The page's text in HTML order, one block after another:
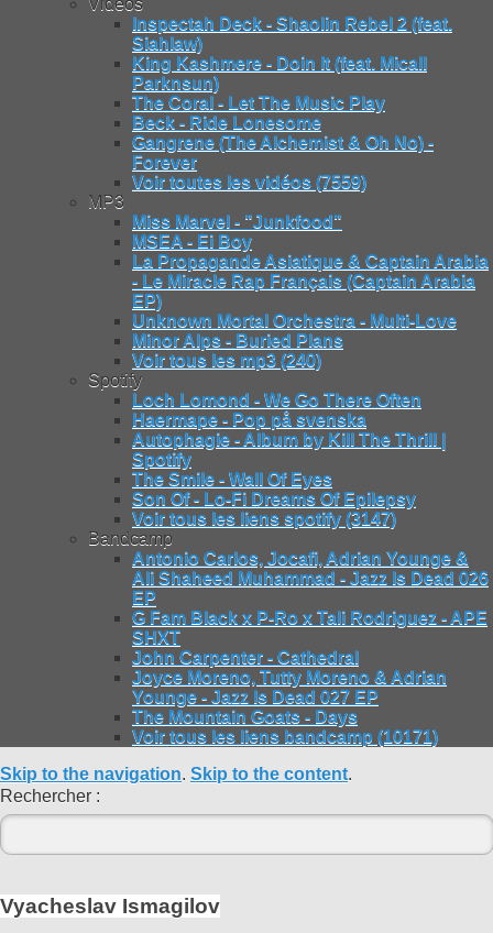
Vidéos
Inspectah Deck - Shaolin Rebel 2 (feat.
Siahlaw)
King Kashmere - Doin It (feat. Micall
Parknsun)
The Coral - Let The Music Play
Beck - Ride Lonesome
Gangrene (The Alchemist & Oh No) -
Forever
Voir toutes les vidéos (7559)
MP3
Miss Marvel - "Junkfood"
MSEA - Ei Boy
La Propagande Asiatique & Captain Arabia
- Le Miracle Rap Français (Captain Arabia
EP)
Unknown Mortal Orchestra - Multi-Love
Minor Alps - Buried Plans
Voir tous les mp3 (240)
Spotify
Loch Lomond - We Go There Often
Haermape - Pop på svenska
Autophagie - Album by Kill The Thrill |
Spotify
The Smile - Wall Of Eyes
Son Of - Lo-Fi Dreams Of Epilepsy
Voir tous les liens spotify (3147)
Bandcamp
Antonio Carlos, Jocafi, Adrian Younge &
Ali Shaheed Muhammad - Jazz Is Dead 026
EP
G Fam Black x P-Ro x Tali Rodriguez - APE
SHXT
John Carpenter - Cathedral
Joyce Moreno, Tutty Moreno & Adrian
Younge - Jazz Is Dead 027 EP
The Mountain Goats - Days
Voir tous les liens bandcamp (10171)
Skip to the navigation. Skip to the content.
Rechercher :
Vyacheslav Ismagilov